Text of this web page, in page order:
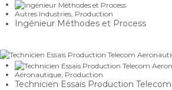
Autres Industries, Production
Ingénieur Méthodes et Process
Aéronautique Production
Technicien Essais Production